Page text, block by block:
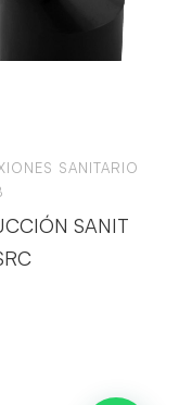
SANITARIO
SANIT